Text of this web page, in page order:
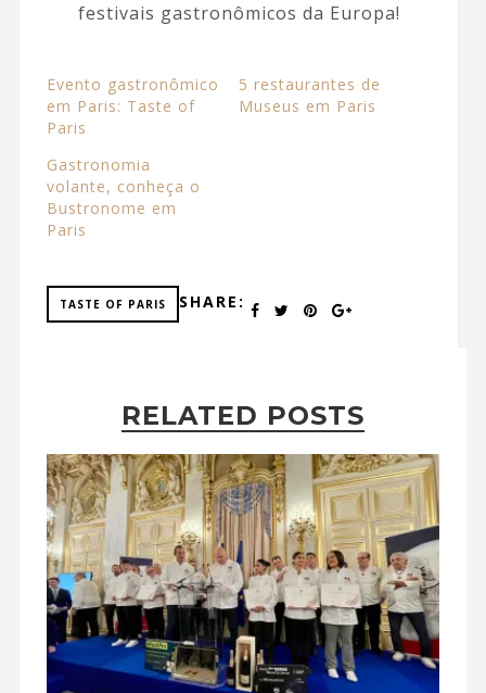
festivais gastronômicos da Europa!
Evento gastronômico
em Paris: Taste of
Paris
5 restaurantes de
Museus em Paris
Gastronomia
volante, conheça o
Bustronome em
Paris
TASTE OF PARIS SHARE:
RELATED POSTS